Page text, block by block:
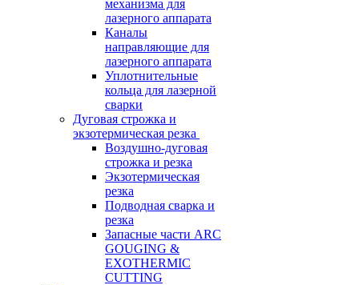
механизма для
лазерного аппарата
Каналы
направляющие для
лазерного аппарата
Уплотнительные
кольца для лазерной
сварки
Дуговая строжка и
экзотермическая резка
Воздушно-дуговая
строжка и резка
Экзотермическая
резка
Подводная сварка и
резка
Запасные части ARC
GOUGING &
EXOTHERMIC
CUTTING